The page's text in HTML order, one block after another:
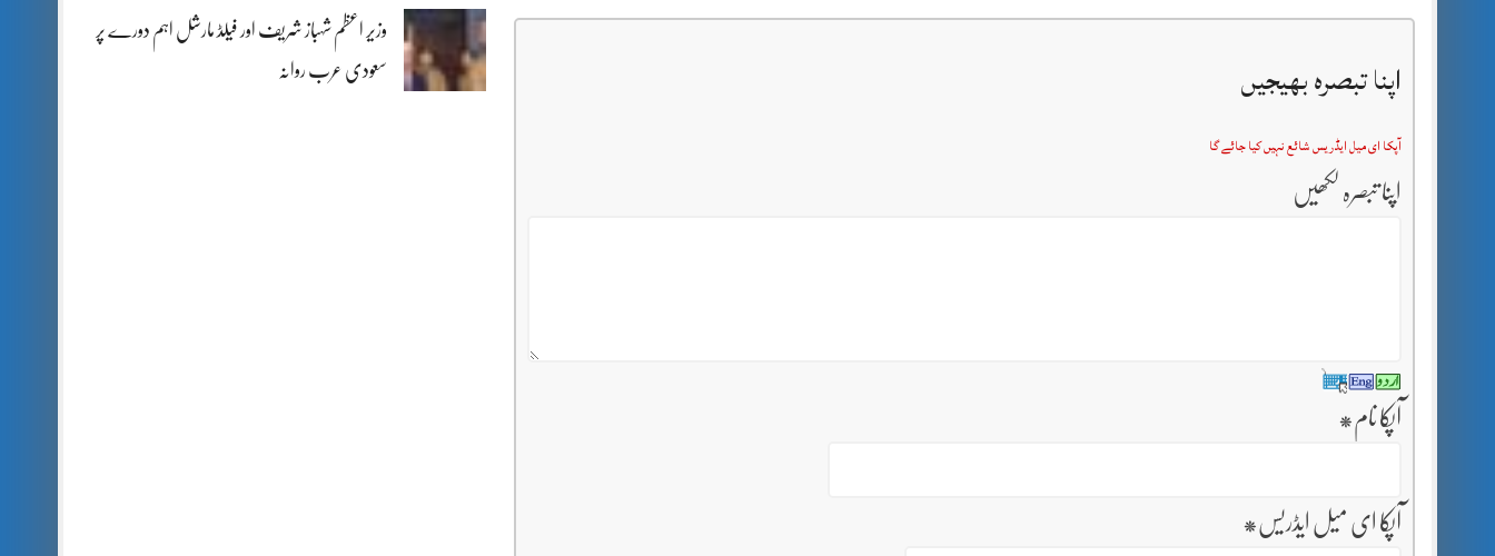
وزیر اعظم شہباز شریف اور فیلڈ مارشل اہم دورے پر
سعودی عرب روانہ اپنا تبصرہ بھیجیں
آپکا ای میل ایڈریس شائع نہیں کیا جائے گا
اپنا تبصرہ لکھیں
آپکا نام *
آپکا ای میل ایڈریس *